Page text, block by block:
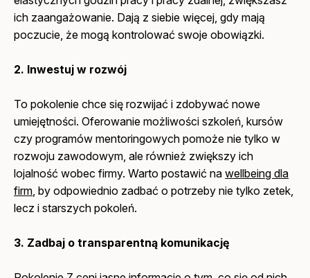
ich zaangażowanie. Dają z siebie więcej, gdy mają
poczucie, że mogą kontrolować swoje obowiązki.
2. Inwestuj w rozwój
To pokolenie chce się rozwijać i zdobywać nowe
umiejętności. Oferowanie możliwości szkoleń, kursów
czy programów mentoringowych pomoże nie tylko w
rozwoju zawodowym, ale również zwiększy ich
lojalność wobec firmy. Warto postawić nawellbeing dla
firm, by odpowiednio zadbać o potrzeby nie tylko zetek,
lecz i starszych pokoleń.
3. Zadbaj o transparentną komunikację